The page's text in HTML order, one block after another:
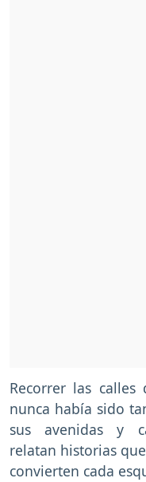
Recorrer las calles
nunca había sido
sus avenidas y
relatan historias
convierten cada